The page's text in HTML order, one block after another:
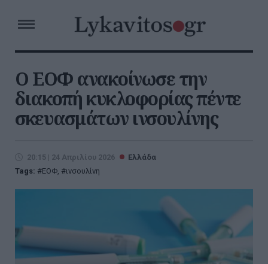
Ο ΕΟΦ ανακοίνωσε την
διακοπή κυκλοφορίας πέντε
σκευασμάτων ινσουλίνης
20:15 | 24 Απριλίου 2026
Ελλάδα
Tags:
ΕΟΦ, ινσουλίνη